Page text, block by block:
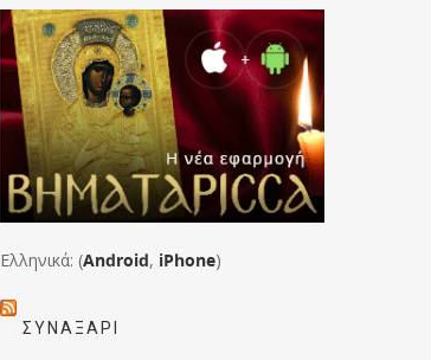
Ελληνικά: (Android, iPhone)
ΣΥΝΑΞΆΡΙ